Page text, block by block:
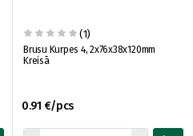
(1)
Brusu Kurpes 4, 2x76x38x120mm
Kreisā
0.91 €/pcs